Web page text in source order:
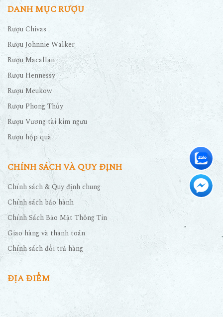
DANH MỤC RƯỢU
Rượu Chivas
Rượu Johnnie Walker
Rượu Macallan
Rượu Hennessy
Rượu Meukow
Rượu Phong Thủy
Rượu Vương tài kim ngưu
Rượu hộp quà
CHÍNH SÁCH VÀ QUY ĐỊNH
Chính sách & Quy định chung
Chính sách bảo hành
Chính Sách Bảo Mật Thông Tin
Giao hàng và thanh toán
Chính sách đổi trả hàng
ĐỊA ĐIỂM